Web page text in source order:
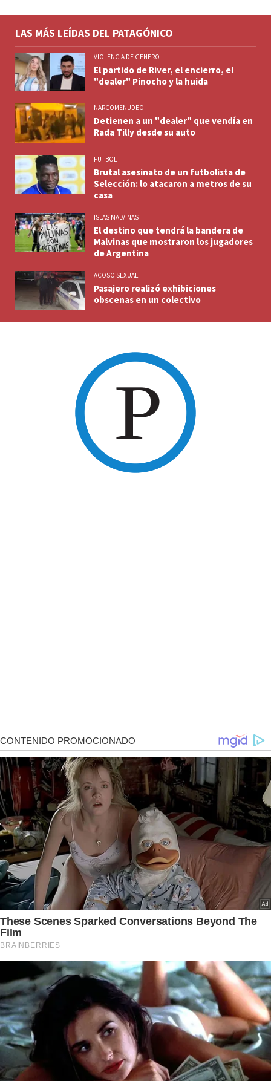
LAS MÁS LEÍDAS DEL PATAGÓNICO
VIOLENCIA DE GENERO
El partido de River, el encierro, el
"dealer" Pinocho y la huida
NARCOMENUDEO
Detienen a un "dealer" que vendía en
Rada Tilly desde su auto
FUTBOL
Brutal asesinato de un futbolista de
Selección: lo atacaron a metros de su
casa
ISLAS MALVINAS
El destino que tendrá la bandera de
Malvinas que mostraron los jugadores
de Argentina
ACOSO SEXUAL
Pasajero realizó exhibiciones
obscenas en un colectivo